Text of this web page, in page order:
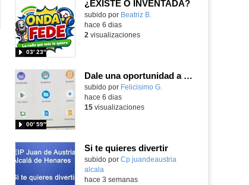
pantalla
¿EXISTE O INVENTADA?
Contenido educativo.
subido por Beatriz B.
03′ 23″
hace 6 dias
2 visualizaciones
Dale una oportunidad a los Chromebooks y utiliza un proyector para realizar talleres si no tienes pantallas táctiles
Contenido educativo.
subido por Felicisimo G.
00′ 59″
hace 6 dias
15visualizaciones
Si te quieres divertir
Contenido educativo.
subido por Cp juandeaustria
alcala
hace 3 semanas